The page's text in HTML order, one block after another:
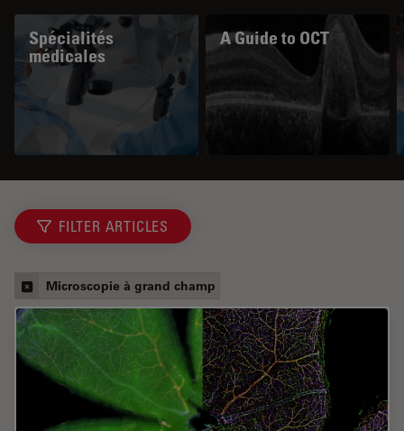
Spécialités
médicales
A Guide to OCT
FILTER ARTICLES
Microscopie à grand champ